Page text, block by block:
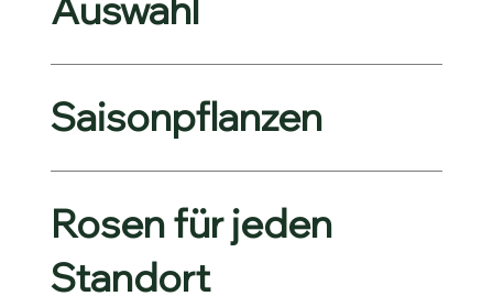
Auswahl
Saisonpflanzen
Rosen für jeden
Standort